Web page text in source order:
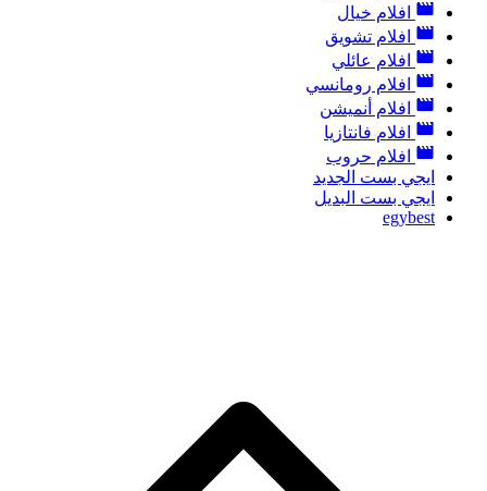
افلام خيال
افلام تشويق
افلام عائلي
افلام رومانسي
افلام أنميشن
افلام فانتازيا
افلام حروب
ايجي بست الجديد
ايجي بست البديل
egybest